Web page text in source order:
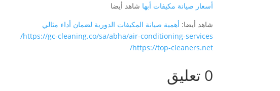
أسعار صيانة مكيفات أبها شاهد أيضا
شاهد أيضا: أهمية صيانة المكيفات الدورية لضمان أداء مثالي
https://gc-cleaning.co/sa/abha/air-conditioning-services/
https://top-cleaners.net/
0 تعليق